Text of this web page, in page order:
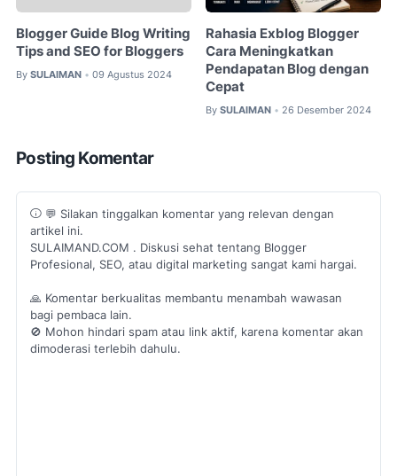
Blogger Guide Blog Writing
Tips and SEO for Bloggers
By SULAIMAN • 09 Agustus 2024
Rahasia Exblog Blogger
Cara Meningkatkan
Pendapatan Blog dengan
Cepat
By SULAIMAN • 26 Desember 2024
Posting Komentar
💬 Silakan tinggalkan komentar yang relevan dengan
artikel ini.
SULAIMAND.COM . Diskusi sehat tentang Blogger
Profesional, SEO, atau digital marketing sangat kami hargai.
🙏 Komentar berkualitas membantu menambah wawasan
bagi pembaca lain.
🚫 Mohon hindari spam atau link aktif, karena komentar akan
dimoderasi terlebih dahulu.